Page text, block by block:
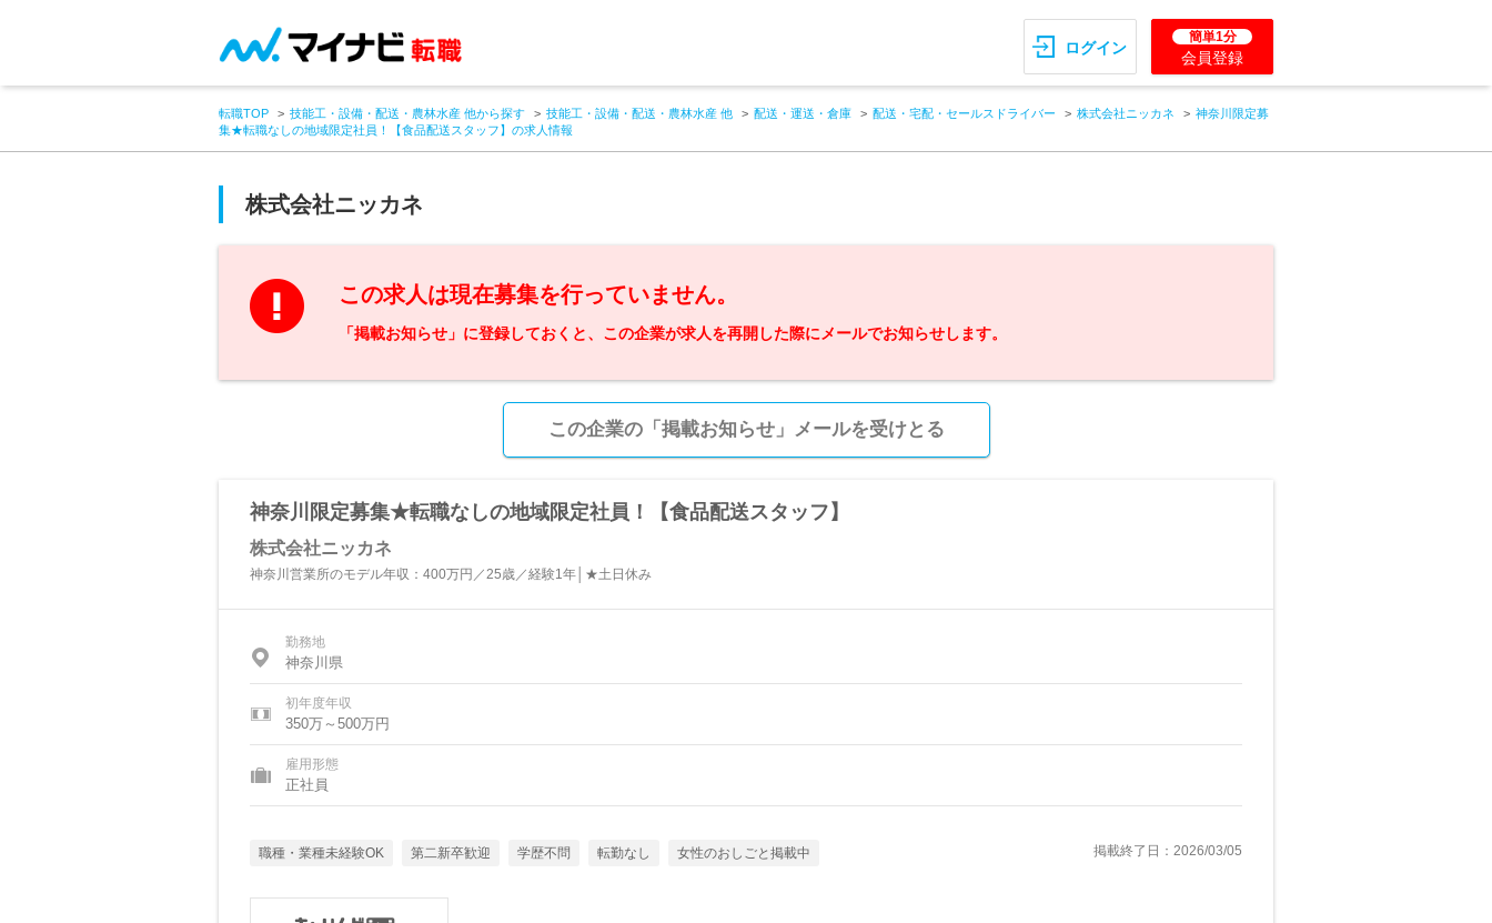
ログイン
簡単1分
会員登録
転職TOP 技能工・設備・配送・農林水産 他から探す 技能工・設備・配送・農林水産 他 配送・運送・倉庫 配送・宅配・セールスドライバー 株式会社ニッカネ
神奈川限定募
集★転職なしの地域限定社員！【食品配送スタッフ】の求人情報
株式会社ニッカネ
この求人は現在募集を行っていません。
「掲載お知らせ」に登録しておくと、この企業が求人を再開した際にメールでお知らせします。
この企業の「掲載お知らせ」メールを受けとる
神奈川限定募集★転職なしの地域限定社員！【食品配送スタッフ】
株式会社ニッカネ
神奈川営業所のモデル年収：400万円／25歳／経験1年│★土日休み
勤務地
神奈川県
初年度年収
350万～500万円
雇用形態
正社員
職種・業種未経験OK 第二新卒歓迎 学歴不問 転勤なし 女性のおしごと掲載中 掲載終了日：2026/03/05